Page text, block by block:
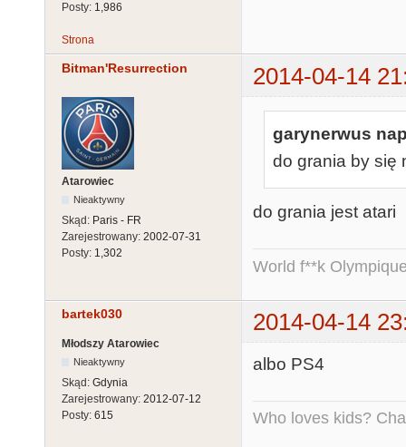
Posty: 1,986
Strona
Bitman'Resurrection 2014-04-14
Atarowiec
Nieaktywny
Skąd: Paris - FR
Zarejestrowany: 2002-07-31
Posty: 1,302
garynerwus
do grania by się
do grania jest atari
World f**k
bartek030 2014-04-14
Młodszy Atarowiec
Nieaktywny
Skąd: Gdynia
Zarejestrowany: 2012-07-12
Posty: 615
albo PS4
Who loves kids?